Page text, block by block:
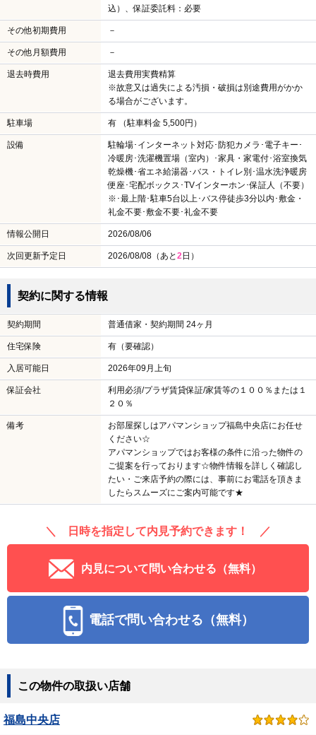
込）、保証委託料：必要
その他初期費用 －
その他月額費用 －
退去時費用
退去費用実費精算
※故意又は過失による汚損・破損は別途費用がかか
る場合がございます。
駐車場 有 （駐車料金 5,500円）
設備
駐輪場･インターネット対応･防犯カメラ･電子キー･
冷暖房･洗濯機置場（室内）･家具・家電付･浴室換気
乾燥機･省エネ給湯器･バス・トイレ別･温水洗浄暖房
便座･宅配ボックス･TVインターホン･保証人（不要）
※･最上階･駐車5台以上･バス停徒歩3分以内･敷金・
礼金不要･敷金不要･礼金不要
情報公開日 2026/08/06
次回更新予定日 2026/08/08（あと2日）
契約に関する情報
契約期間 普通借家・契約期間 24ヶ月
住宅保険 有（要確認）
入居可能日 2026年09月上旬
保証会社
利用必須/プラザ賃貸保証/家賃等の１００％または１
２０％
備考
お部屋探しはアパマンショップ福島中央店にお任せ
ください☆
アパマンショップではお客様の条件に沿った物件の
ご提案を行っております☆物件情報を詳しく確認し
たい・ご来店予約の際には、事前にお電話を頂きま
したらスムーズにご案内可能です★
＼ 日時を指定して内見予約できます！ ／
内見について問い合わせる（無料）
電話で問い合わせる（無料）
この物件の取扱い店舗
福島中央店